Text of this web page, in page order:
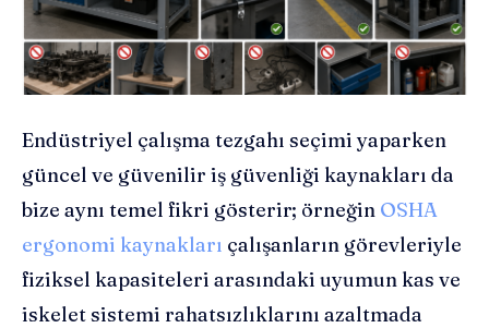
Endüstriyel çalışma tezgahı seçimi yaparken
güncel ve güvenilir iş güvenliği kaynakları da
bize aynı temel fikri gösterir; örneğin OSHA
ergonomi kaynakları çalışanların görevleriyle
fiziksel kapasiteleri arasındaki uyumun kas ve
iskelet sistemi rahatsızlıklarını azaltmada